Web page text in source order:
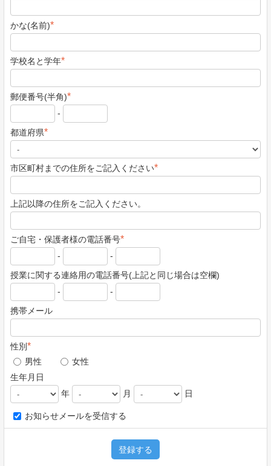
かな(名前)*
学校名と学年*
郵便番号(半角)*
-
都道府県*
市区町村までの住所をご記入ください*
上記以降の住所をご記入ください。
ご自宅・保護者様の電話番号*
- -
授業に関する連絡用の電話番号(上記と同じ場合は空欄)
-
-
携帯メール
性別*
男性
女性
生年月日
年
月 日
お知らせメールを受信する